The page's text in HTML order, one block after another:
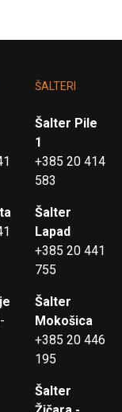
ŠALTERI
Šalter Pile
1
+385 20 414
583
Šalter
Lapad
+385 20 441
755
Šalter
Mokošica
+385 20 446
195
Šalter